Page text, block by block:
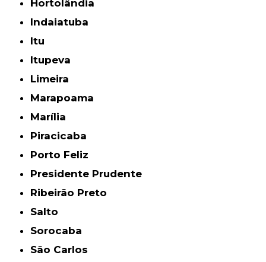
Hortolândia
Indaiatuba
Itu
Itupeva
Limeira
Marapoama
Marília
Piracicaba
Porto Feliz
Presidente Prudente
Ribeirão Preto
Salto
Sorocaba
São Carlos